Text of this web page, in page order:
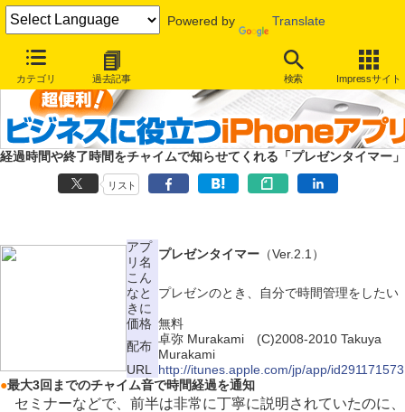
Powered by Translate
カテゴリ 過去記事 検索 Impressサイト
経過時間や終了時間をチャイムで知らせてくれる「プレゼンタイマー」
リスト
アプ
リ名
プレゼンタイマー（Ver.2.1）
こん
なと
きに
プレゼンのとき、自分で時間管理をしたい
価格 無料
配布 卓弥 Murakami (C)2008-2010 Takuya
Murakami
URL
http://itunes.apple.com/jp/app/id291171573
●最大3回までのチャイム音で時間経過を通知
セミナーなどで、前半は非常に丁寧に説明されていたのに、